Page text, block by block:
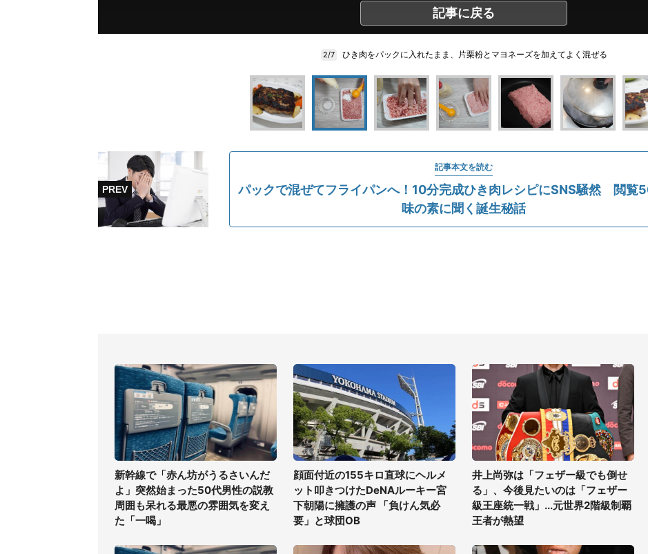
記事に戻る
2/7 ひき肉をパックに入れたまま、片栗粉とマヨネーズを加えてよく混ぜる
記事本文を読む
パックで混ぜてフライパンへ！10分完成ひき肉レシピにSNS騒然 閲覧
味の素に聞く誕生秘話
新幹線で「赤ん坊がうるさいんだ
よ」突然始まった50代男性の説教
周囲も呆れる最悪の雰囲気を変え
た「一喝」
顔面付近の155キロ直球にヘルメ
ット叩きつけたDeNAルーキー宮
下朝陽に擁護の声 「負けん気必
要」と球団OB
井上尚弥は「フェザー級でも倒せ
る」、今後見たいのは「フェザー
級王座統一戦」...元世界2階級制覇
王者が熱望